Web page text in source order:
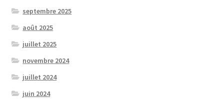
septembre 2025
août 2025
juillet 2025
novembre 2024
juillet 2024
juin 2024